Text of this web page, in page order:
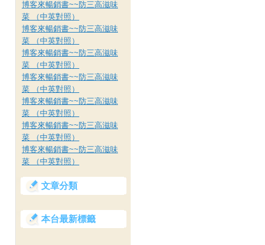
博客來暢銷書~~防三高滋味
菜 （中英對照）
博客來暢銷書~~防三高滋味
菜 （中英對照）
博客來暢銷書~~防三高滋味
菜 （中英對照）
博客來暢銷書~~防三高滋味
菜 （中英對照）
博客來暢銷書~~防三高滋味
菜 （中英對照）
博客來暢銷書~~防三高滋味
菜 （中英對照）
博客來暢銷書~~防三高滋味
菜 （中英對照）
文章分類
本台最新標籤